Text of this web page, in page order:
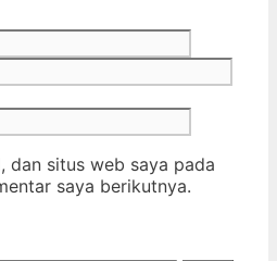
dan situs web saya pada
saya berikutnya.